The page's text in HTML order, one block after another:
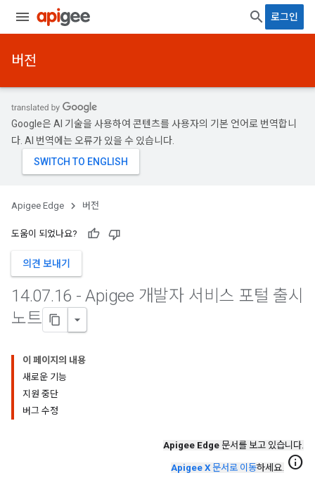
로그인
버전
Google은 AI 기술을 사용하여 콘텐츠를 사용자의 기본 언어로 번역합니
다. AI 번역에는 오류가 있을 수 있습니다.
Apigee Edge 버전
도움이 되었나요?
의견 보내기
14.07.16 - Apigee 개발자 서비스 포털 출시
노트
이 페이지의 내용
새로운 기능
지원 중단
버그 수정
Apigee Edge 문서를 보고 있습니다.
Apigee X 문서로 이동하세요. info